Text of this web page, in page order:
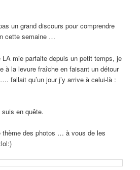
un grand discours pour comprendre
cette semaine …
mie parfaite depuis un petit temps, je
à la levure fraîche en faisant un détour
fallait qu’un jour j’y arrive à celui-là :
en quête.
thème des photos … à vous de les